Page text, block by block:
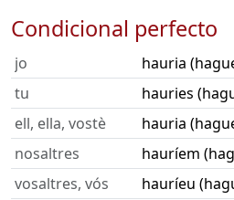
Condicional perfecto
jo hauria
tu
hauries
ell, ella, vostè
hauria
nosaltres
hauríem
vosaltres, vós
hauríeu